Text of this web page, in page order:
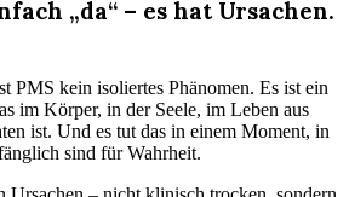
„da“ – es hat Ursachen.
PMS kein isoliertes Phänomen. Es ist ein
im Körper, in der Seele, im Leben aus
ist. Und es tut das in einem Moment, in
sind für Wahrheit.